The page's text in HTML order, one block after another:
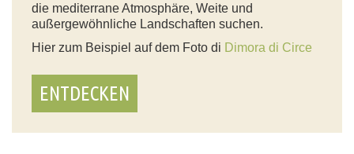
die mediterrane Atmosphäre, Weite und
außergewöhnliche Landschaften suchen.
Hier zum Beispiel auf dem Foto di Dimora di Circe
ENTDECKEN